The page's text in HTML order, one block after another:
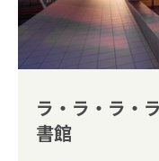
ラ・ラ・ラ・
書館